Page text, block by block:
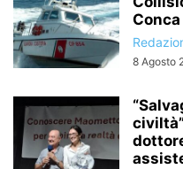
8 Agosto